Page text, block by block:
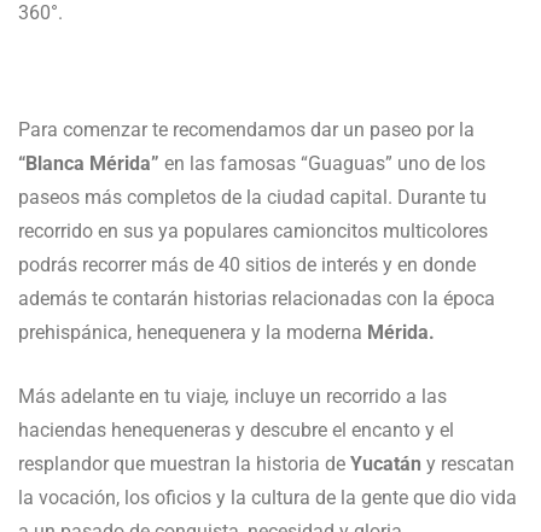
360°.
Para comenzar te recomendamos dar un paseo por la
“Blanca Mérida” en las famosas “Guaguas” uno de los
paseos más completos de la ciudad capital. Durante tu
recorrido en sus ya populares camioncitos multicolores
podrás recorrer más de 40 sitios de interés y en donde
además te contarán historias relacionadas con la época
prehispánica, henequenera y la moderna Mérida.
Más adelante en tu viaje, incluye un recorrido a las
haciendas henequeneras y descubre el encanto y el
resplandor que muestran la historia de Yucatán y rescatan
la vocación, los oficios y la cultura de la gente que dio vida